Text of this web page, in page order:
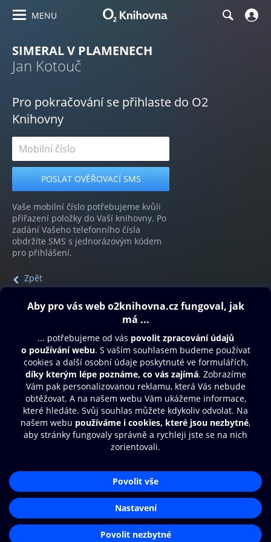
MENU
SIMERAL V PLAMENECH
Jan Kotouč
Pro pokračování se přihlaste do O2
Knihovny
Vaše mobilní číslo potřebujeme kvůli
přiřazení položky do Vaší knihovny. Po
zadání Vašeho telefonního čísla
obdržíte SMS s jednorázovým kódem
pro přihlášení.
Zpět
Obsah ke stažení
Moje O2 Knihovna
Další zábava
© O2 Czech Republic a.s.
Přístupnost
Zásady zpracování osobních údajů
Nastavení cookies
Aplikace O2 Knihovna
Čti a poslouchej své e-knihy a
audioknihy rychleji a pohodlněji.